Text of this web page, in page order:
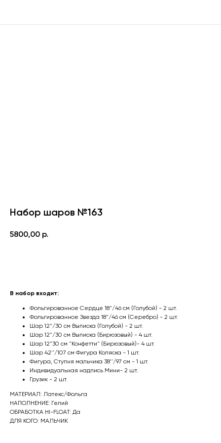
Набор шаров №163
5800,00 р.
В набор входит:
Фольгированное Сердце 18"/46 см (Голубой) - 2 шт.
Фольгированное Звезда 18"/46 см (Серебро) - 2 шт.
Шар 12"/30 см Выписка (Голубой) - 2 шт.
Шар 12"/30 см Выписка (Бирюзовый) - 4 шт.
Шар 12"30 см "Конфетти" (Бирюзовый)- 4 шт.
Шар 42''/107 см Фигура Коляска - 1 шт.
Фигура, Ступня мальчика 38''/97 см - 1 шт.
Индивидуальная надпись Мини- 2 шт.
Грузик - 2 шт.
МАТЕРИАЛ: Латекс/Фольга
НАПОЛНЕНИЕ: Гелий
ОБРАБОТКА HI-FLOAT: Да
ДЛЯ КОГО: МАЛЬЧИК